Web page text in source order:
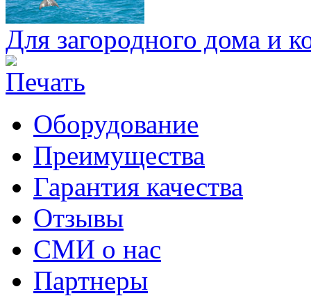
Для загородного дома и
Оборудование
Преимущества
Гарантия качества
Отзывы
СМИ о нас
Партнеры